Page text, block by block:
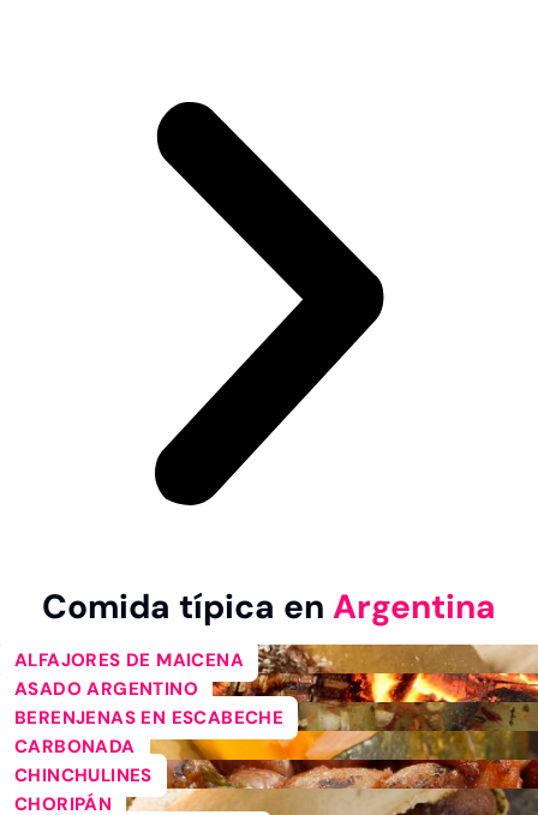
Comida típica en Argentina
ALFAJORES DE MAICENA
ASADO ARGENTINO
BERENJENAS EN ESCABECHE
CARBONADA
CHINCHULINES
CHORIPÁN